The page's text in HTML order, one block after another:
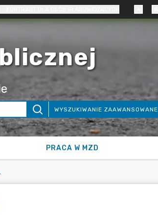
WYSZUKIWANIE ZAAWANSOWANE
PRACA W MZD